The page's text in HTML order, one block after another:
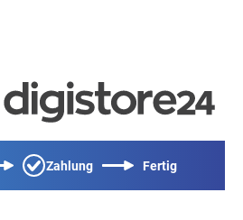
Zahlung Fertig